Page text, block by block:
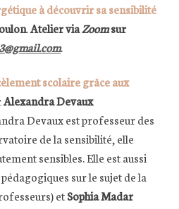
à découvrir sa sensibilité
.Atelier viaZoomsur
.
scolaire grâce aux
Alexandra Devaux
Devaux est professeur des
de la sensibilité, elle
sensibles. Elle est aussi
sur le sujet de la
etSophia Madar